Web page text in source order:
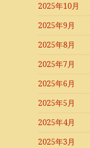
2025年10月
2025年9月
2025年8月
2025年7月
2025年6月
2025年5月
2025年4月
2025年3月